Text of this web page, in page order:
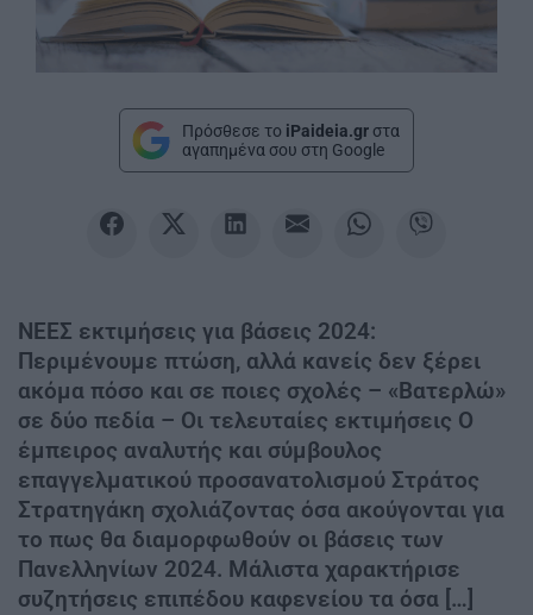
Πρόσθεσε το iPaideia.gr στα
αγαπημένα σου στη Google
ΝΕΕΣ εκτιμήσεις για βάσεις 2024:
Περιμένουμε πτώση, αλλά κανείς δεν ξέρει
ακόμα πόσο και σε ποιες σχολές – «Βατερλώ»
σε δύο πεδία – Οι τελευταίες εκτιμήσεις Ο
έμπειρος αναλυτής και σύμβουλος
επαγγελματικού προσανατολισμού Στράτος
Στρατηγάκη σχολιάζοντας όσα ακούγονται για
το πως θα διαμορφωθούν οι βάσεις των
Πανελληνίων 2024. Μάλιστα χαρακτήρισε
συζητήσεις επιπέδου καφενείου τα όσα […]